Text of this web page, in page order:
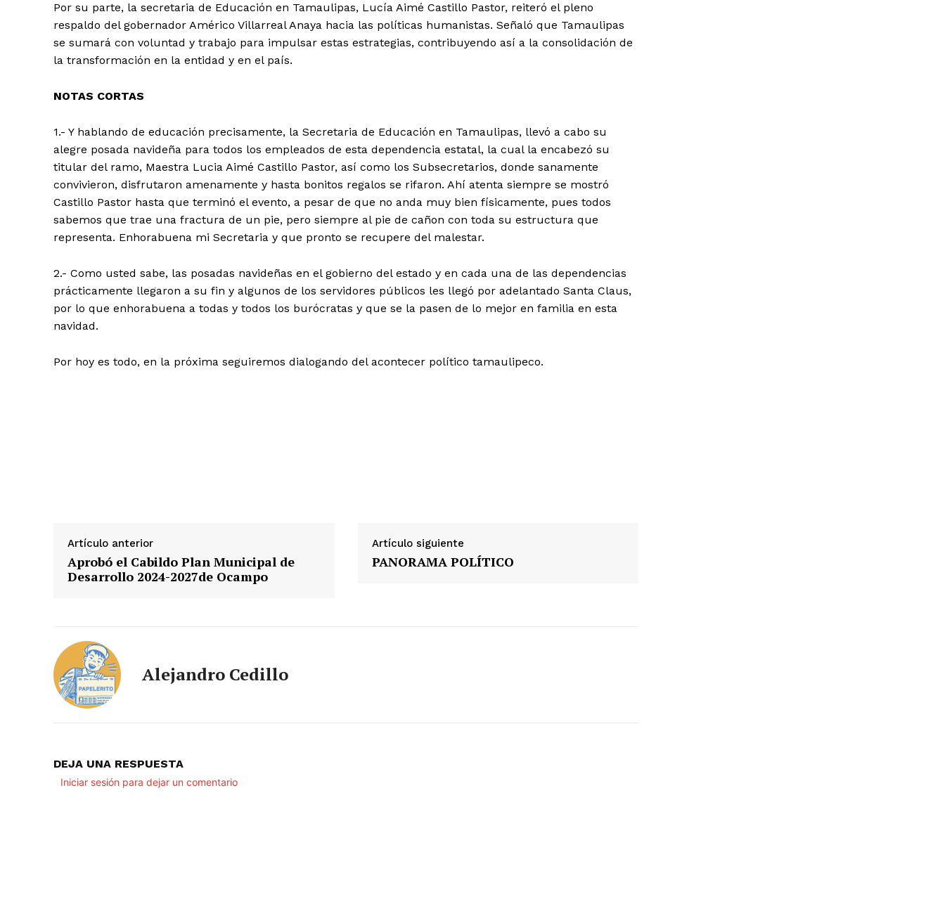
Por su parte, la secretaria de Educación en Tamaulipas, Lucía Aimé Castillo Pastor, reiteró el pleno
respaldo del gobernador Américo Villarreal Anaya hacia las políticas humanistas. Señaló que Tamaulipas
se sumará con voluntad y trabajo para impulsar estas estrategias, contribuyendo así a la consolidación de
la transformación en la entidad y en el país.
NOTAS CORTAS
1.- Y hablando de educación precisamente, la Secretaria de Educación en Tamaulipas, llevó a cabo su
alegre posada navideña para todos los empleados de esta dependencia estatal, la cual la encabezó su
titular del ramo, Maestra Lucia Aimé Castillo Pastor, así como los Subsecretarios, donde sanamente
convivieron, disfrutaron amenamente y hasta bonitos regalos se rifaron. Ahí atenta siempre se mostró
Castillo Pastor hasta que terminó el evento, a pesar de que no anda muy bien físicamente, pues todos
sabemos que trae una fractura de un pie, pero siempre al pie de cañon con toda su estructura que
representa. Enhorabuena mi Secretaria y que pronto se recupere del malestar.
2.- Como usted sabe, las posadas navideñas en el gobierno del estado y en cada una de las dependencias
prácticamente llegaron a su fin y algunos de los servidores públicos les llegó por adelantado Santa Claus,
por lo que enhorabuena a todas y todos los burócratas y que se la pasen de lo mejor en familia en esta
navidad.
Por hoy es todo, en la próxima seguiremos dialogando del acontecer político tamaulipeco.
Artículo anterior
Aprobó el Cabildo Plan Municipal de
Desarrollo 2024-2027de Ocampo
Artículo siguiente
PANORAMA POLÍTICO
Alejandro Cedillo
DEJA UNA RESPUESTA
Iniciar sesión para dejar un comentario